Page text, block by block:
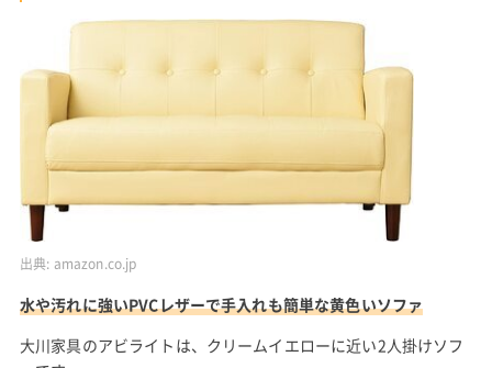
出典: amazon.co.jp
水や汚れに強いPVCレザーで手入れも簡単な黄色いソファ
大川家具のアビライトは、クリームイエローに近い2人掛けソフ